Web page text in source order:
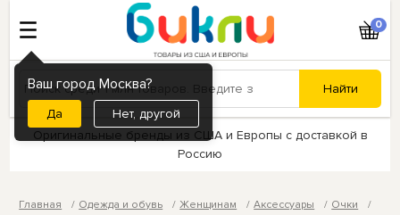
Ваш город Москва?
Нет, другой
0
Оригинальные бренды из США и Европы с доставкой в
Россию
Главная Одежда и обувь Женщинам Аксессуары
Очки